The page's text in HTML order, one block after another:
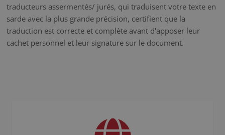
traducteurs assermentés/ jurés, qui traduisent votre texte en
sarde avec la plus grande précision, certifient que la
traduction est correcte et complète avant d'apposer leur
cachet personnel et leur signature sur le document.